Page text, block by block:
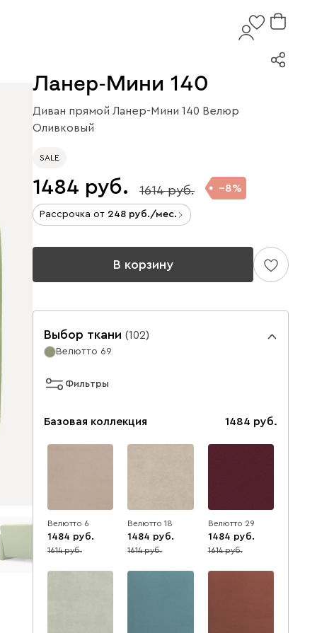
Ланер-Мини 140
Диван прямой Ланер-Мини 140 Велюр
Оливковый
SALE
1484 1614 8
Рассрочка от 248 /мес.
В корзину
Выбор ткани (102)
Велютто 69
Фильтры
Базовая коллекция 1484
Велютто 6
1484
8
1614
Велютто 18
1484
8
1614
Велютто 29
1484
8
1614